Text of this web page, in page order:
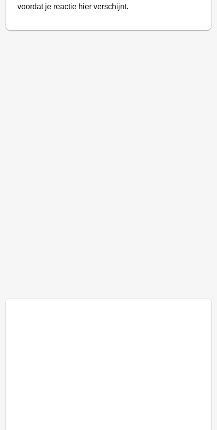
voordat je reactie hier verschijnt.